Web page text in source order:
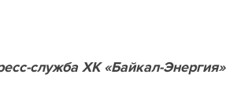
служба ХК «Байкал-Энергия»